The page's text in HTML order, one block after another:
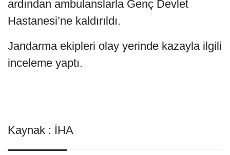
ardından ambulanslarla Genç Devlet
Hastanesi’ne kaldırıldı.
Jandarma ekipleri olay yerinde kazayla ilgili
inceleme yaptı.
Kaynak : İHA